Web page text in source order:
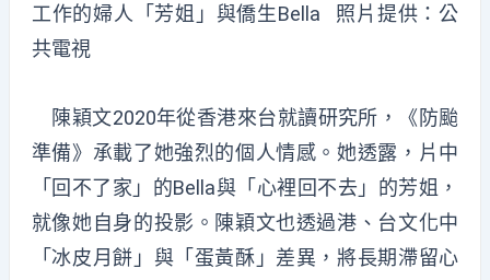
工作的婦人「芳姐」與僑生Bella 照片提供：公
共電視
陳穎文2020年從香港來台就讀研究所，《防颱
準備》承載了她強烈的個人情感。她透露，片中
「回不了家」的Bella與「心裡回不去」的芳姐，
就像她自身的投影。陳穎文也透過港、台文化中
「冰皮月餅」與「蛋黃酥」差異，將長期滯留心